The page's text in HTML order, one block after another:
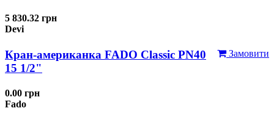
5 830.32 грн
Devi
Замовити
Кран-американка FADO Classic PN40
15 1/2"
0.00 грн
Fado